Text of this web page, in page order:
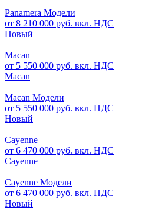
Panamera Модели
от 8 210 000 руб. вкл. НДС
Новый
Macan
от 5 550 000 руб. вкл. НДС
Macan
Macan Модели
от 5 550 000 руб. вкл. НДС
Новый
Cayenne
от 6 470 000 руб. вкл. НДС
Cayenne
Cayenne Модели
от 6 470 000 руб. вкл. НДС
Новый